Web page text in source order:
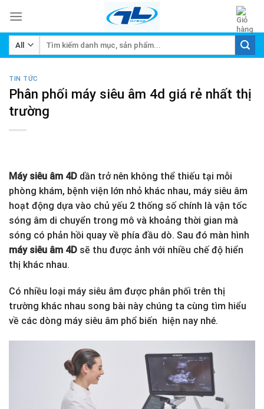
content
Tìm
TIN TỨC
Phân phối máy siêu âm 4d giá rẻ nhất thị
trường
Máy siêu âm 4D dần trở nên không thể thiếu tại mỗi
phòng khám, bệnh viện lớn nhỏ khác nhau, máy siêu âm
hoạt động dựa vào chủ yếu 2 thống số chính là vận tốc
sóng âm di chuyển trong mô và khoảng thời gian mà
sóng có phản hồi quay về phía đầu dò. Sau đó màn hình
máy siêu âm 4D sẽ thu được ảnh với nhiều chế độ hiển
thị khác nhau.
Có nhiều loại máy siêu âm được phân phối trên thị
trường khác nhau song bài này chúng ta cùng tìm hiểu
về các dòng máy siêu âm phổ biến hiện nay nhé.